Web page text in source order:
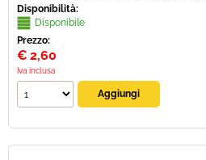
Disponibilità:
Disponibile
Prezzo:
€ 2,60
Iva inclusa